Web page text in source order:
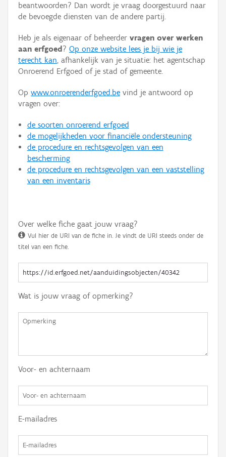
Persoon of collectief
Hergebruik
Aanmelden
beantwoorden? Dan wordt je vraag doorgestuurd naar
de bevoegde diensten van de andere partij.
Heb je als eigenaar of beheerder vragen over werken
aan erfgoed ? Op onze website lees je bij wie je
terecht kan, afhankelijk van je situatie: het agentschap
Onroerend Erfgoed of je stad of gemeente.
Op www.onroerenderfgoed.be vind je antwoord op
vragen over:
de soorten onroerend erfgoed
de mogelijkheden voor financiële ondersteuning
de procedure en rechtsgevolgen van een
bescherming
de procedure en rechtsgevolgen van een vaststelling
van een inventaris
Over welke fiche gaat jouw vraag?
Vul hier de URI van de fiche in. Je vindt de URI steeds onder de
titel van een fiche.
Wat is jouw vraag of opmerking?
Voor- en achternaam
E-mailadres